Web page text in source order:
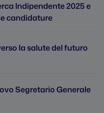
Indipendente 2025 e
candidature
la salute del futuro
Segretario Generale